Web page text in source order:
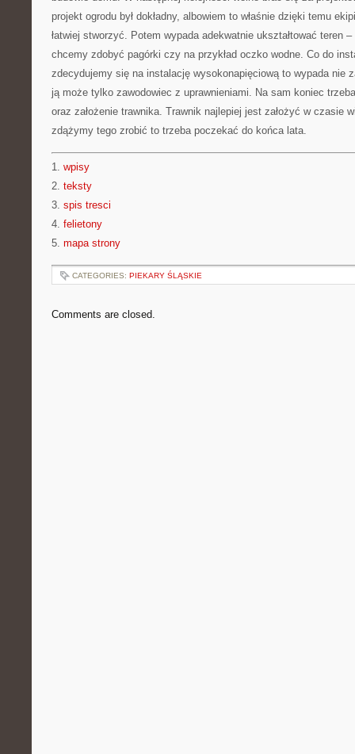
projekt ogrodu był dokładny, albowiem to właśnie dzięki temu
łatwiej stworzyć. Potem wypada adekwatnie ukształtować teren
chcemy zdobyć pagórki czy na przykład oczko wodne. Co do
zdecydujemy się na instalację wysokonapięciową to wypada nie
ją może tylko zawodowiec z uprawnieniami. Na sam koniec
oraz założenie trawnika. Trawnik najlepiej jest założyć w czasie
zdążymy tego zrobić to trzeba poczekać do końca lata.
1. wpisy
2. teksty
3. spis tresci
4. felietony
5. mapa strony
CATEGORIES: PIEKARY ŚLĄSKIE
Comments are closed.